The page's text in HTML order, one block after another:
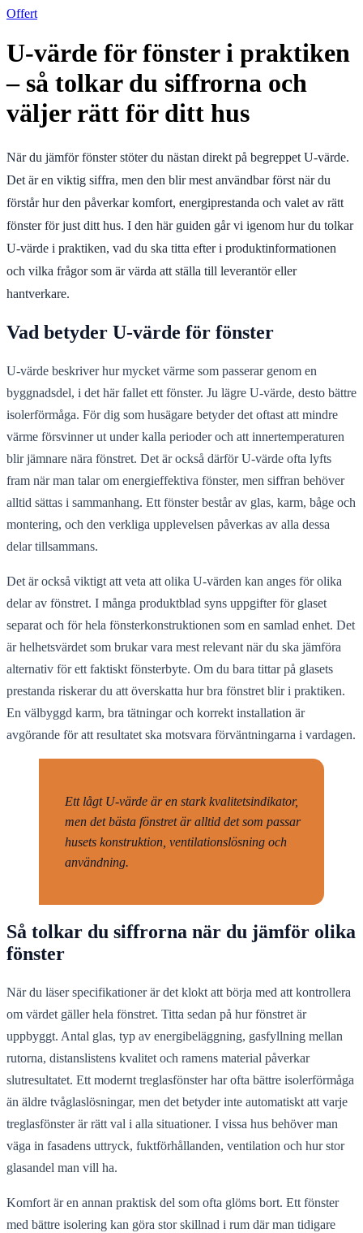
Offert
U-värde för fönster i praktiken
– så tolkar du siffrorna och
väljer rätt för ditt hus
När du jämför fönster stöter du nästan direkt på begreppet U-värde.
Det är en viktig siffra, men den blir mest användbar först när du
förstår hur den påverkar komfort, energiprestanda och valet av rätt
fönster för just ditt hus. I den här guiden går vi igenom hur du tolkar
U-värde i praktiken, vad du ska titta efter i produktinformationen
och vilka frågor som är värda att ställa till leverantör eller
hantverkare.
Vad betyder U-värde för fönster
U-värde beskriver hur mycket värme som passerar genom en
byggnadsdel, i det här fallet ett fönster. Ju lägre U-värde, desto bättre
isolerförmåga. För dig som husägare betyder det oftast att mindre
värme försvinner ut under kalla perioder och att innertemperaturen
blir jämnare nära fönstret. Det är också därför U-värde ofta lyfts
fram när man talar om energieffektiva fönster, men siffran behöver
alltid sättas i sammanhang. Ett fönster består av glas, karm, båge och
montering, och den verkliga upplevelsen påverkas av alla dessa
delar tillsammans.
Det är också viktigt att veta att olika U-värden kan anges för olika
delar av fönstret. I många produktblad syns uppgifter för glaset
separat och för hela fönsterkonstruktionen som en samlad enhet. Det
är helhetsvärdet som brukar vara mest relevant när du ska jämföra
alternativ för ett faktiskt fönsterbyte. Om du bara tittar på glasets
prestanda riskerar du att överskatta hur bra fönstret blir i praktiken.
En välbyggd karm, bra tätningar och korrekt installation är
avgörande för att resultatet ska motsvara förväntningarna i vardagen.
Ett lågt U-värde är en stark kvalitetsindikator,
men det bästa fönstret är alltid det som passar
husets konstruktion, ventilationslösning och
användning.
Så tolkar du siffrorna när du jämför olika
fönster
När du läser specifikationer är det klokt att börja med att kontrollera
om värdet gäller hela fönstret. Titta sedan på hur fönstret är
uppbyggt. Antal glas, typ av energibeläggning, gasfyllning mellan
rutorna, distanslistens kvalitet och ramens material påverkar
slutresultatet. Ett modernt treglasfönster har ofta bättre isolerförmåga
än äldre tvåglaslösningar, men det betyder inte automatiskt att varje
treglasfönster är rätt val i alla situationer. I vissa hus behöver man
väga in fasadens uttryck, fuktförhållanden, ventilation och hur stor
glasandel man vill ha.
Komfort är en annan praktisk del som ofta glöms bort. Ett fönster
med bättre isolering kan göra stor skillnad i rum där man tidigare